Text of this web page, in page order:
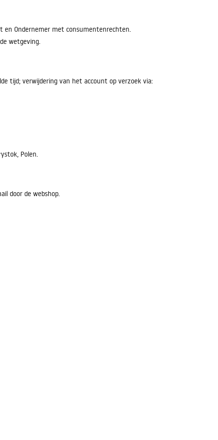
en Ondernemer met consumentenrechten.
wetgeving.
tijd; verwijdering van het account op verzoek via:
Polen.
door de webshop.